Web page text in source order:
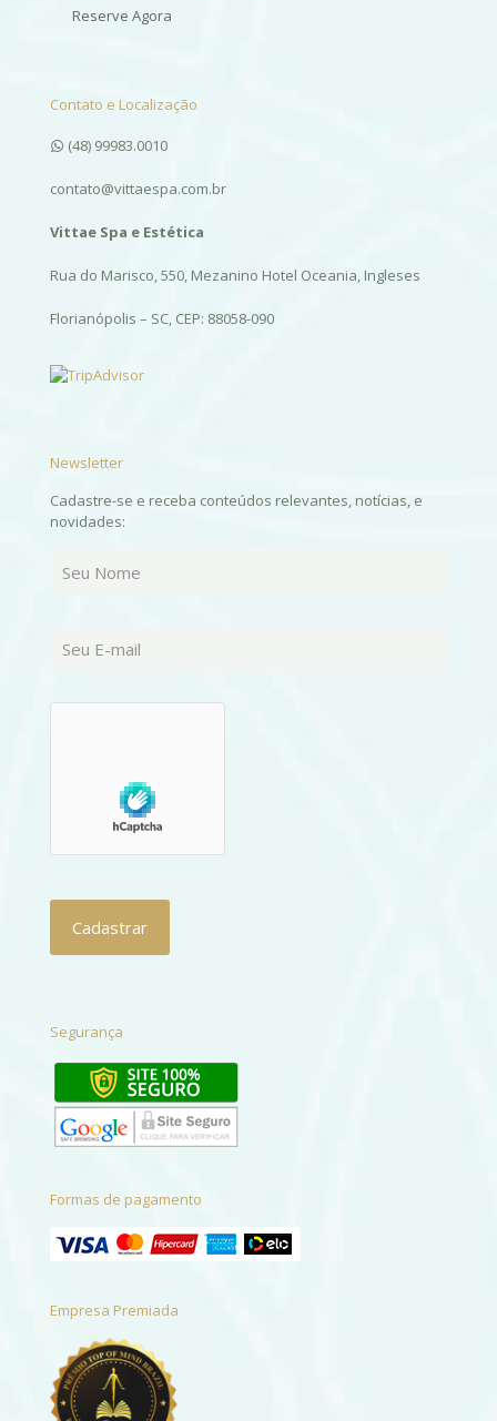
Reserve Agora
Contato e Localização
(48) 99983.0010
contato@vittaespa.com.br
Vittae Spa e Estética
Rua do Marisco, 550, Mezanino Hotel Oceania, Ingleses
Florianópolis – SC, CEP: 88058-090
Newsletter
Cadastre-se e receba conteúdos relevantes, notícias, e
novidades:
Segurança
Formas de pagamento
Empresa Premiada